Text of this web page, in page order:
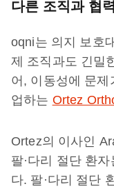
다른 조직과 협력
oqni는 의지 보호
제 조직과도 긴밀
어, 이동성에 문
업하는 Ortez
Ortez의 이사인
팔·다리 절단 환
다. 팔·다리 절단